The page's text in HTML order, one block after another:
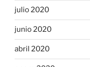
julio 2020
junio 2020
abril 2020